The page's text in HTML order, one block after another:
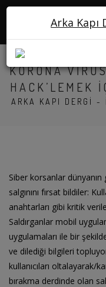
KORONA
HACK’LEMEK
ARKA KAPI DERGI -
Siber korsanlar
salgınını fırsat bildiler:
anahtarları gibi kritik
Saldırganlar mobil
uygulamaları ile bir
ve dilediği bilgileri
kullanıcıları oltalayarak/
bırakma derdinde olan
Arka Kapı